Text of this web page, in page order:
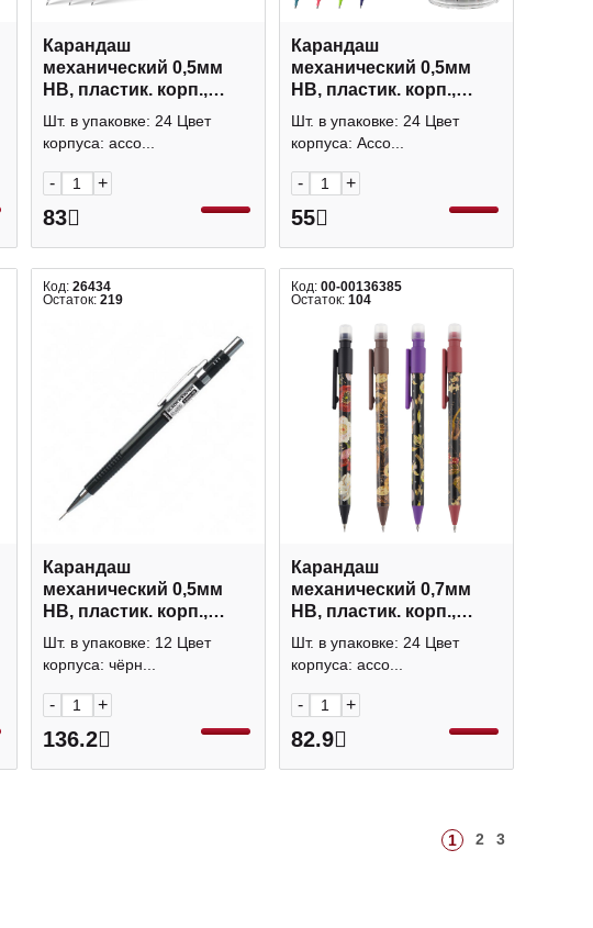
Карандаш
механический 0,5мм
HB, пластик. корп.,
ассорти, ластик
"Карибский закат"
60751 Erich Kraus
Шт. в упаковке: 24 Цвет
корпуса: ассо...
- +
83
Карандаш
механический 0,5мм
HB, пластик. корп.,
ассорти, ластик "Риф"
62778 Erich Kraus
Шт. в упаковке: 24 Цвет
корпуса: Ассо...
- +
55
Код: 26434
Остаток: 219
Карандаш
механический 0,5мм
HB, пластик. корп.,
черн., ласт"С
серебряной клипсой"
22005 Erich Krause
Шт. в упаковке: 12 Цвет
корпуса: чёрн...
- +
136.2
Код: 00-00136385
Остаток: 104
Карандаш
механический 0,7мм
HB, пластик. корп.,
ассорти, ластик "Black
night" 21-0077/01 BV
Шт. в упаковке: 24 Цвет
корпуса: ассо...
- +
82.9
1 2 3